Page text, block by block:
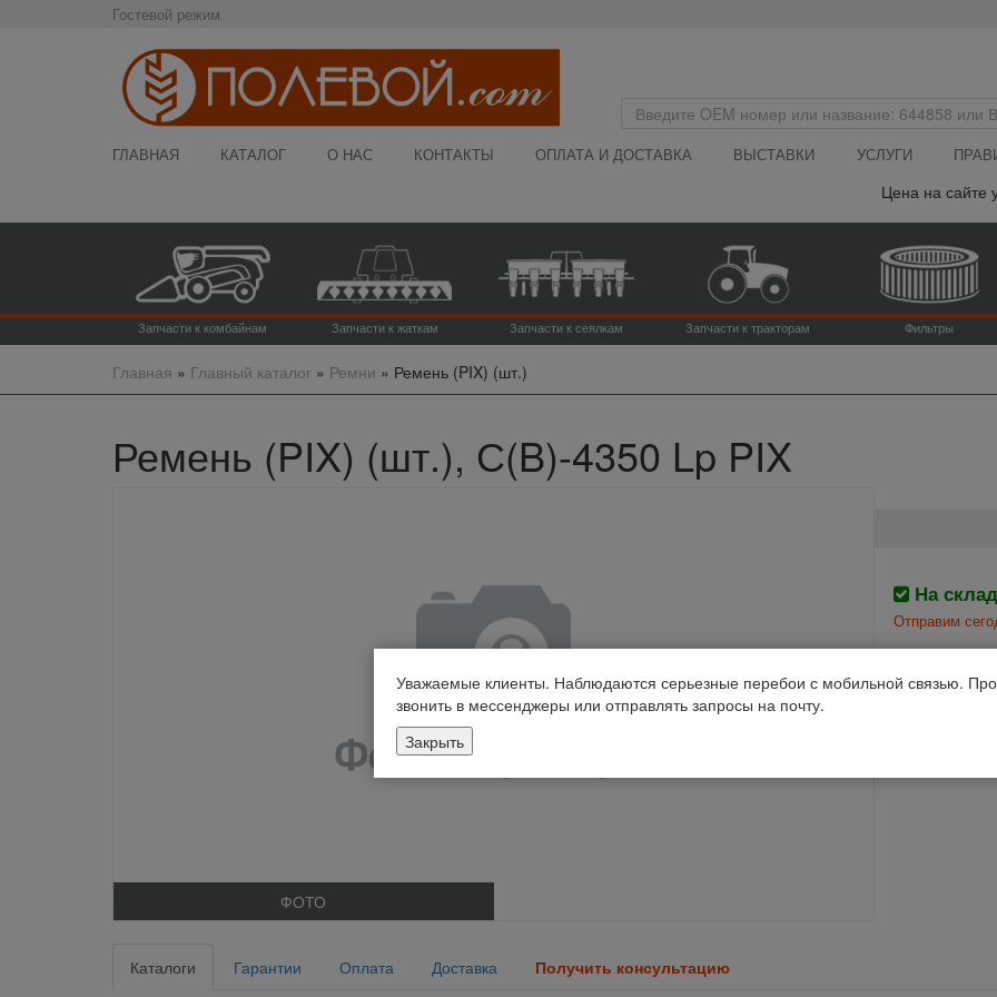
Гостевой режим
ГЛАВНАЯ КАТАЛОГ О НАС КОНТАКТЫ ОПЛАТА И ДОСТАВКА ВЫСТАВКИ УСЛУГИ
Цена на сайте
Запчасти к комбайнам Запчасти к жаткам Запчасти к сеялкам Запчасти к тракторам Фильтры
Главная » Главный каталог» Ремни » Ремень (PIX) (шт.)
Ремень (PIX) (шт.), С(B)-4350 Lp PIX
ФОТО
На
Отправим
Каталоги Гарантии Оплата Доставка Получить консультацию
Уважаемые клиенты. Наблюдаются серьезные перебои с мобильной связью.
звонить в мессенджеры или отправлять запросы на почту.
Закрыть